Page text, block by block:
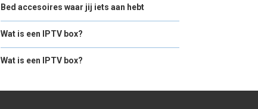
Bed accesoires waar jij iets aan hebt
Wat is een IPTV box?
Wat is een IPTV box?